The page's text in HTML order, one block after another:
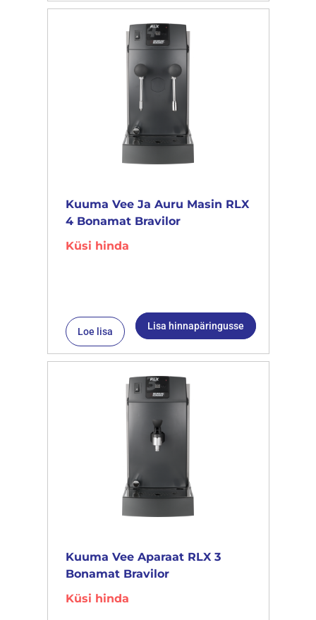
Kuuma Vee Ja Auru Masin RLX
4 Bonamat Bravilor
Küsi hinda
Loe lisa Lisa hinnapäringusse
Kuuma Vee Aparaat RLX 3
Bonamat Bravilor
Küsi hinda